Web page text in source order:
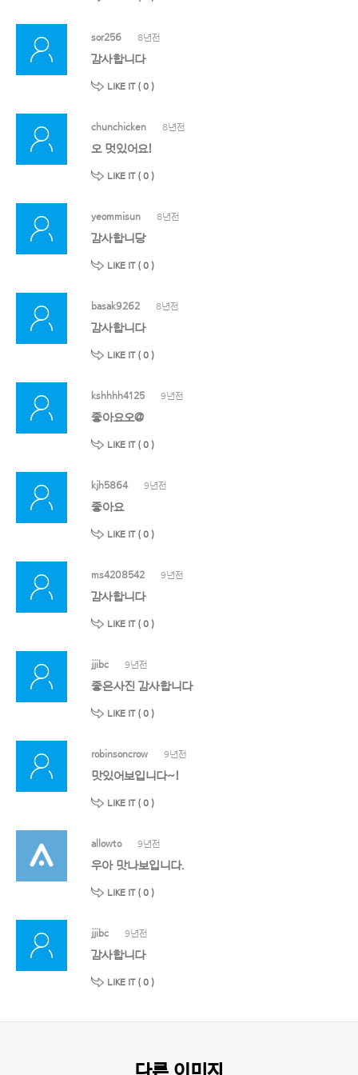
sor256 8년전
감사합니다
LIKE IT ( 0 )
chunchicken 8년전
오 멋있어요!
LIKE IT ( 0 )
yeommisun 8년전
감사합니당
LIKE IT ( 0 )
basak9262 8년전
감사합니다
LIKE IT ( 0 )
kshhhh4125 9년전
좋아요오@
LIKE IT ( 0 )
kjh5864 9년전
좋아요
LIKE IT ( 0 )
ms4208542 9년전
감사합니다
LIKE IT ( 0 )
jjibc 9년전
좋은사진 감사합니다
LIKE IT ( 0 )
robinsoncrow 9년전
맛있어보입니다~!
LIKE IT ( 0 )
allowto 9년전
우아 맛나보입니다.
LIKE IT ( 0 )
jjibc 9년전
감사합니다
LIKE IT ( 0 )
다른 이미지